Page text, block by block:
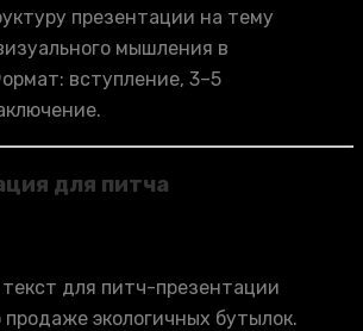
презентации на тему
мышления в
вступление, 3–5
для питча
для питч-презентации
продаже экологичных бутылок.